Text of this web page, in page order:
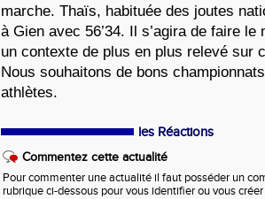
marche. Thaïs, habituée des joutes
à Gien avec 56’34. Il s’agira de faire
un contexte de plus en plus relevé sur
Nous souhaitons de bons
athlètes.
les Réactions
Commentez cette actualité
Pour commenter une actualité il faut posséder un
rubrique ci-dessous pour vous identifier ou vous